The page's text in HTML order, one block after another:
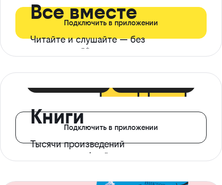
Все вместе
Читайте и слушайте — без
ограничений*
Подключить в приложении
Книги
Тысячи произведений
с доступом офлайн
Подключить в приложении